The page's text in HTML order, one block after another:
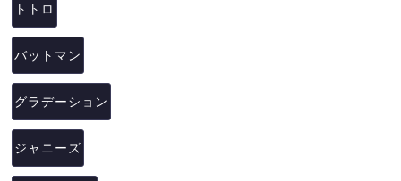
トトロ
バットマン
グラデーション
ジャニーズ